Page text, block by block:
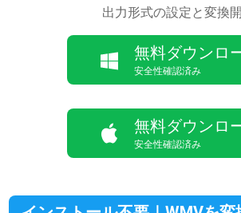
出力形式の設定と変換
無料ダウンロ
安全性確認済み
無料ダウンロ
安全性確認済み